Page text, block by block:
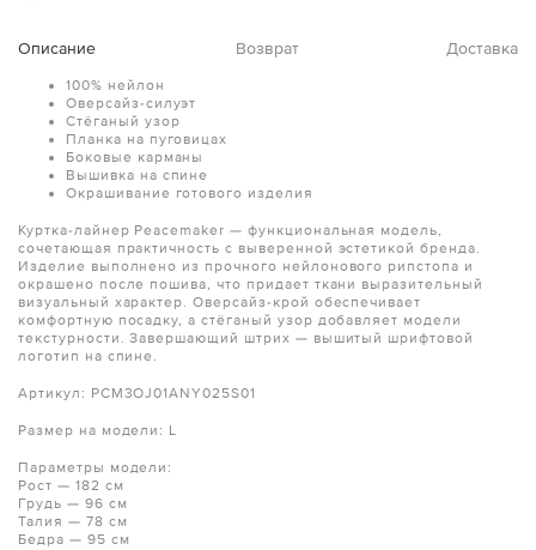
Описание Возврат Доставка
100% нейлон
Оверсайз-силуэт
Стёганый узор
Планка на пуговицах
Боковые карманы
Вышивка на спине
Окрашивание готового изделия
Куртка-лайнер Peacemaker — функциональная модель,
сочетающая практичность с выверенной эстетикой бренда.
Изделие выполнено из прочного нейлонового рипстопа и
окрашено после пошива, что придает ткани выразительный
визуальный характер. Оверсайз-крой обеспечивает
комфортную посадку, а стёганый узор добавляет модели
текстурности. Завершающий штрих — вышитый шрифтовой
логотип на спине.
Артикул: PCM3OJ01ANY025S01
Размер на модели: L
Параметры модели:
Рост — 182 см
Грудь — 96 см
Талия — 78 см
Бедра — 95 см